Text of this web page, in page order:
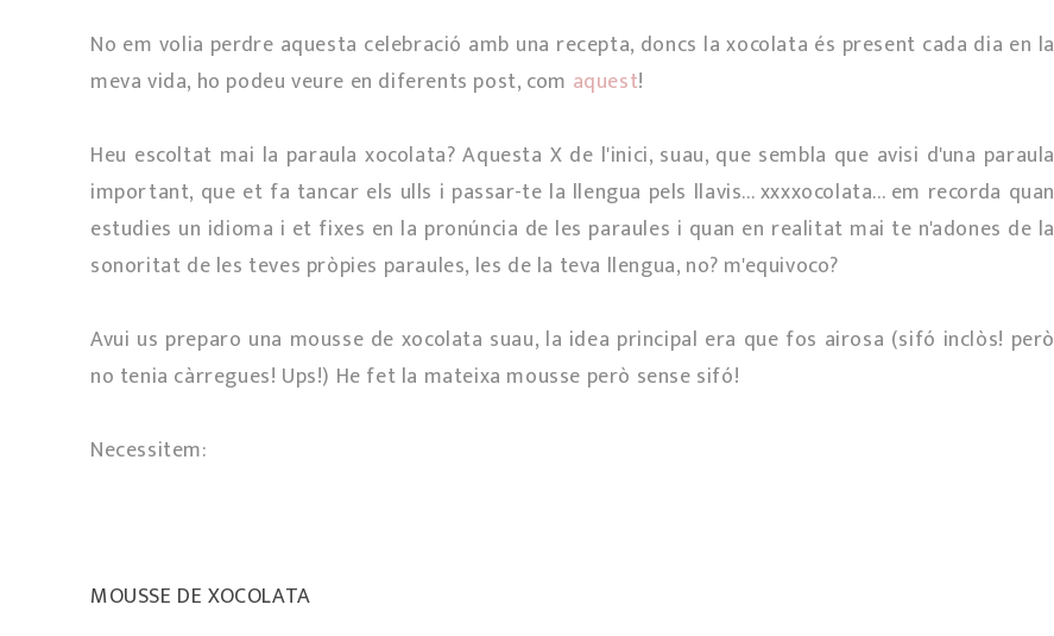
No em volia perdre aquesta celebració amb una recepta, doncs la xocolata és present cada dia en la
meva vida, ho podeu veure en diferents post, com aquest!
Heu escoltat mai la paraula xocolata? Aquesta X de l'inici, suau, que sembla que avisi d'una paraula
important, que et fa tancar els ulls i passar-te la llengua pels llavis... xxxxocolata... em recorda quan
estudies un idioma i et fixes en la pronúncia de les paraules i quan en realitat mai te n'adones de la
sonoritat de les teves pròpies paraules, les de la teva llengua, no? m'equivoco?
Avui us preparo una mousse de xocolata suau, la idea principal era que fos airosa (sifó inclòs! però
no tenia càrregues! Ups!) He fet la mateixa mousse però sense sifó!
Necessitem:
MOUSSE DE XOCOLATA